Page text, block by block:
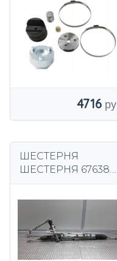
4716
ШЕСТЕРНЯ
ШЕСТЕРНЯ 6763807